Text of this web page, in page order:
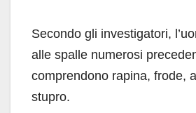
Secondo gli investigatori,
alle spalle numerosi
comprendono rapina, frode,
stupro.